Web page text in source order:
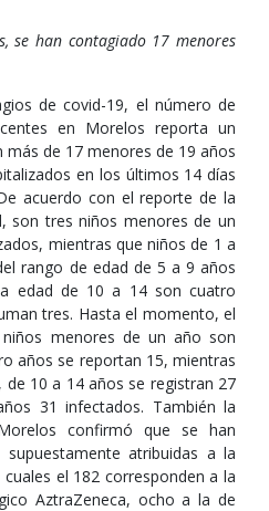
se han contagiado 17 menores
de covid-19, el número de
en Morelos reporta un
de 17 menores de 19 años
en los últimos 14 días
acuerdo con el reporte de la
son tres niños menores de un
mientras que niños de 1 a
rango de edad de 5 a 9 años
edad de 10 a 14 son cuatro
tres. Hasta el momento, el
menores de un año son
años se reportan 15, mientras
10 a 14 años se registran 27
31 infectados. También la
confirmó que se han
atribuidas a la
el 182 corresponden a la
AztraZeneca, ocho a la de